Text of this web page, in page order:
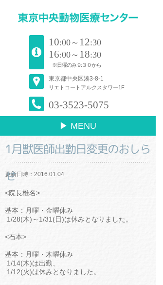
10:00～ 12:30
16:00～ 18:30
※日曜のみ９:３０から
東京都中央区湊3-8-1
リエトコートアルクスタワー1F
03-3523-5075
▶ MENU
1月獣医師出勤日変更のおしら
せ
更新日時：2016.01.04
<院長椎名>
基本：月曜・金曜休み
1/28(木)～1/31(日)は休みとなりました。
<石本>
基本：月曜・木曜休み
1/14(木)は出勤、
1/12(火)は休みとなりました。